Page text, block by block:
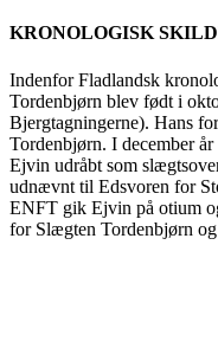
KRONOLOGISK
Indenfor Fladlandsk
Tordenbjørn blev født i
Bjergtagningerne). Hans
Tordenbjørn. I december
Ejvin udråbt som
udnævnt til Edsvoren for
ENFT gik Ejvin på otium
for Slægten Tordenbjørn